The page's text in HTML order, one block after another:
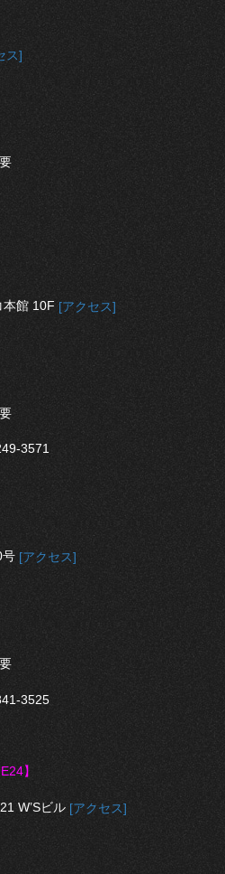
ス]
本館 10F [アクセス]
3571
号 [アクセス]
3525
】
W’Sビル [アクセス]